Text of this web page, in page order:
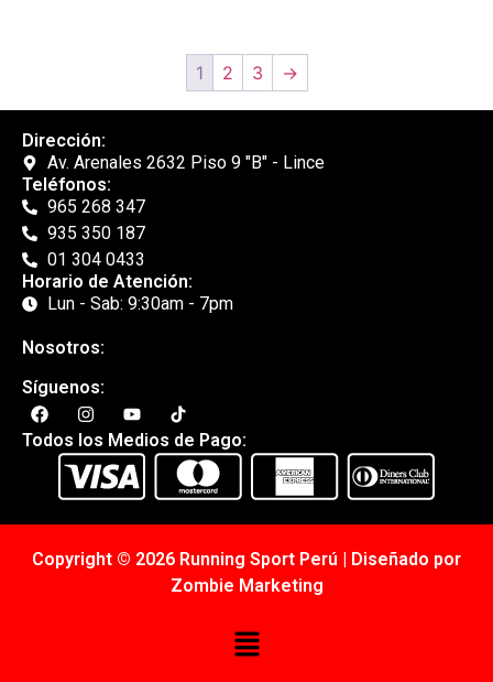
1 2 3 →
Dirección:
Av. Arenales 2632 Piso 9 "B" - Lince
Teléfonos:
965 268 347
935 350 187
01 304 0433
Horario de Atención:
Lun - Sab: 9:30am - 7pm
Nosotros:
Síguenos:
Todos los Medios de Pago:
Copyright © 2026 Running Sport Perú | Diseñado por
Zombie Marketing